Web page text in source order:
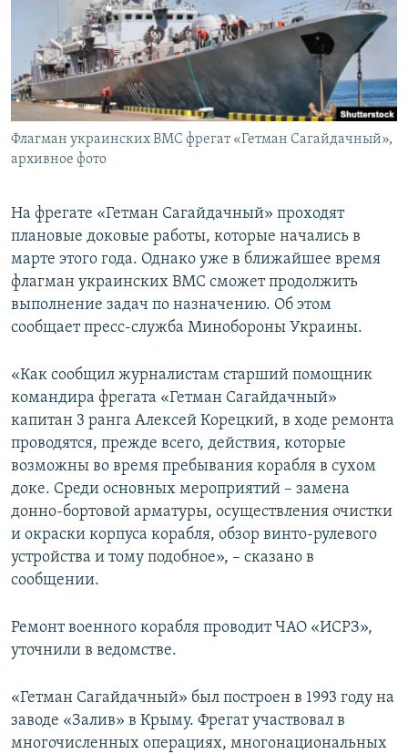
ПОБЕДИТЕЛЕЙ НЕ СУДЯТ?
КРЫМ.НЕПОКОРЕННЫЙ
ELIFBE
УКРАИНСКАЯ ПРОБЛЕМА КРЫМА
ПРИСОЕДИНЯЙТЕСЬ!
Все сайты RFE/RL
Флагман украинских ВМС фрегат «Гетман Сагайдачный»,
архивное фото
На фрегате «Гетман Сагайдачный» проходят
плановые доковые работы, которые начались в
марте этого года. Однако уже в ближайшее время
флагман украинских ВМС сможет продолжить
выполнение задач по назначению. Об этом
сообщает пресс-служба Минобороны Украины.
«Как сообщил журналистам старший помощник
командира фрегата «Гетман Сагайдачный»
капитан 3 ранга Алексей Корецкий, в ходе ремонта
проводятся, прежде всего, действия, которые
возможны во время пребывания корабля в сухом
доке. Среди основных мероприятий – замена
донно-бортовой арматуры, осуществления очистки
и окраски корпуса корабля, обзор винто-рулевого
устройства и тому подобное», – сказано в
сообщении.
Ремонт военного корабля проводит ЧАО «ИСРЗ»,
уточнили в ведомстве.
«Гетман Сагайдачный» был построен в 1993 году на
заводе «Залив» в Крыму. Фрегат участвовал в
многочисленных операциях, многонациональных